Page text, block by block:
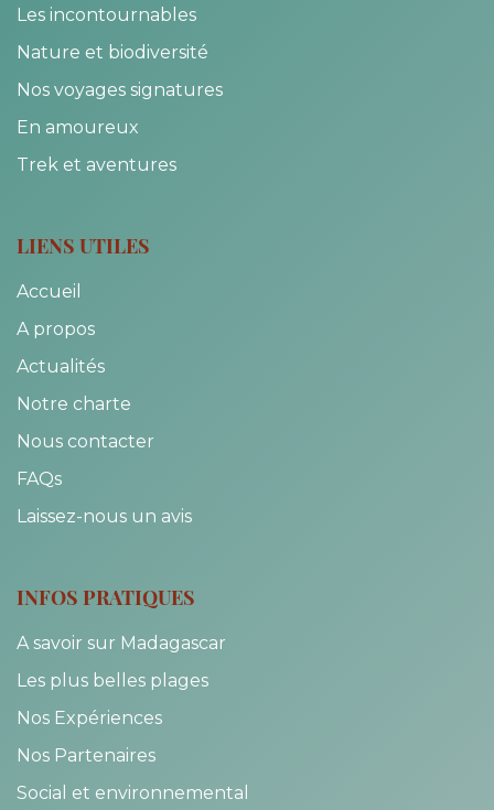
Les incontournables
Nature et biodiversité
Nos voyages signatures
En amoureux
Trek et aventures
LIENS UTILES
Accueil
A propos
Actualités
Notre charte
Nous contacter
FAQs
Laissez-nous un avis
INFOS PRATIQUES
A savoir sur Madagascar
Les plus belles plages
Nos Expériences
Nos Partenaires
Social et environnemental